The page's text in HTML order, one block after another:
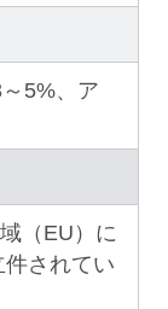
5%、ア
（EU）に
されてい